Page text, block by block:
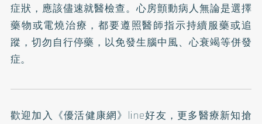
症狀，應該儘速就醫檢查。心房顫動病人無論是選擇
藥物或電燒治療，都要遵照醫師指示持續服藥或追
蹤，切勿自行停藥，以免發生腦中風、心衰竭等併發
症。
歡迎加入 《優活健康網》line好友 ，更多醫療新知搶